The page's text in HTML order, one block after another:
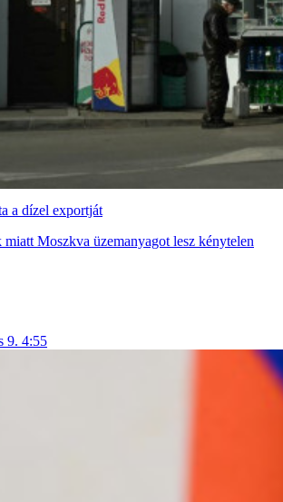
a dízel exportját
miatt Moszkva üzemanyagot lesz kénytelen
9. 4:55